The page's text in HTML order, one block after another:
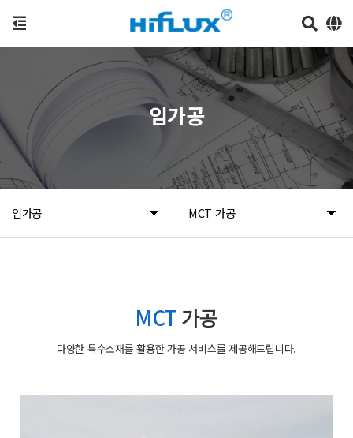
임가공 MCT 가공
임가공
MCT 가공
다양한 특수소재를 활용한 가공 서비스를 제공해드립니다.